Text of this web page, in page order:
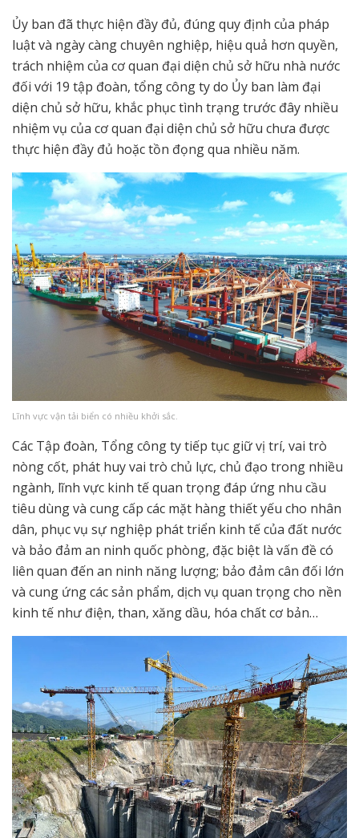
Ủy ban đã thực hiện đầy đủ, đúng quy định của pháp
luật và ngày càng chuyên nghiệp, hiệu quả hơn quyền,
trách nhiệm của cơ quan đại diện chủ sở hữu nhà nước
đối với 19 tập đoàn, tổng công ty do Ủy ban làm đại
diện chủ sở hữu, khắc phục tình trạng trước đây nhiều
nhiệm vụ của cơ quan đại diện chủ sở hữu chưa được
thực hiện đầy đủ hoặc tồn đọng qua nhiều năm.
Lĩnh vực vận tải biển có nhiều khởi sắc.
Các Tập đoàn, Tổng công ty tiếp tục giữ vị trí, vai trò
nòng cốt, phát huy vai trò chủ lực, chủ đạo trong nhiều
ngành, lĩnh vực kinh tế quan trọng đáp ứng nhu cầu
tiêu dùng và cung cấp các mặt hàng thiết yếu cho nhân
dân, phục vụ sự nghiệp phát triển kinh tế của đất nước
và bảo đảm an ninh quốc phòng, đặc biệt là vấn đề có
liên quan đến an ninh năng lượng; bảo đảm cân đối lớn
và cung ứng các sản phẩm, dịch vụ quan trọng cho nền
kinh tế như điện, than, xăng dầu, hóa chất cơ bản…